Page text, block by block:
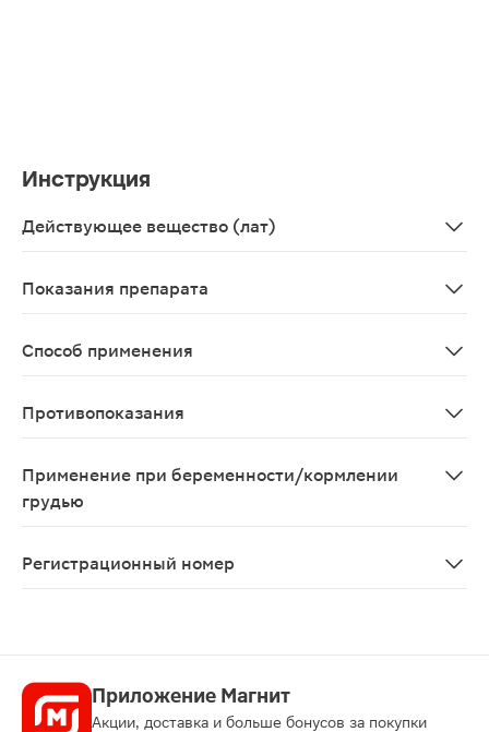
Инструкция
Действующее вещество (лат)
Показания препарата
Способ применения
Противопоказания
Применение при беременности/кормлении
грудью
Регистрационный номер
Приложение Магнит
Акции, доставка и больше бонусов за покупки